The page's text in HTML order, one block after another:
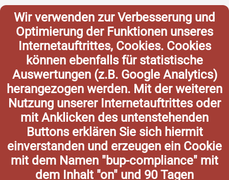
Wir verwenden zur Verbesserung und
Optimierung der Funktionen unseres
Internetauftrittes, Cookies. Cookies
können ebenfalls für statistische
Auswertungen (z.B. Google Analytics)
herangezogen werden. Mit der weiteren
Nutzung unserer Internetauftrittes oder
mit Anklicken des untenstehenden
Buttons erklären Sie sich hiermit
einverstanden und erzeugen ein Cookie
mit dem Namen "bup-compliance" mit
dem Inhalt "on" und 90 Tagen